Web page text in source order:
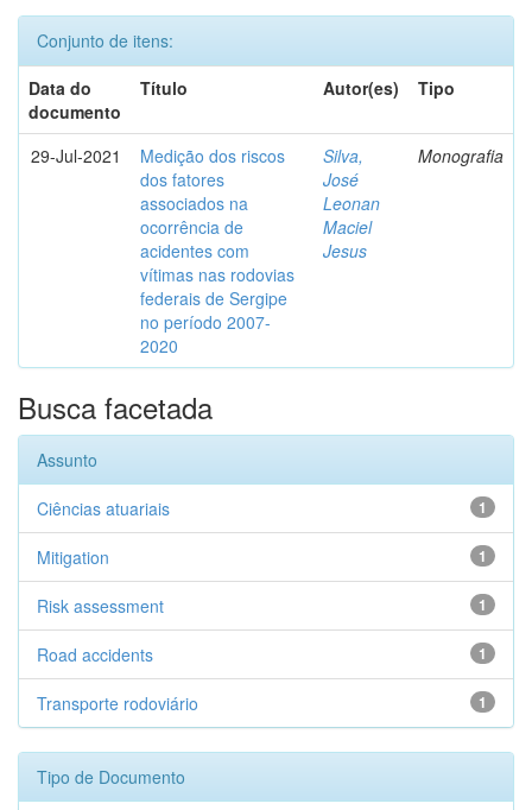
Conjunto de itens:
Data do
documento
Título Autor(es) Tipo
29-Jul-2021
Medição dos riscos
dos fatores
associados na
ocorrência de
acidentes com
vítimas nas rodovias
federais de Sergipe
no período 2007-
2020
Silva,
José
Leonan
Maciel
Jesus
Monografia
Busca facetada
Assunto
1
Ciências atuariais
1
Mitigation
1
Risk assessment
1
Road accidents
1
Transporte rodoviário
Tipo de Documento